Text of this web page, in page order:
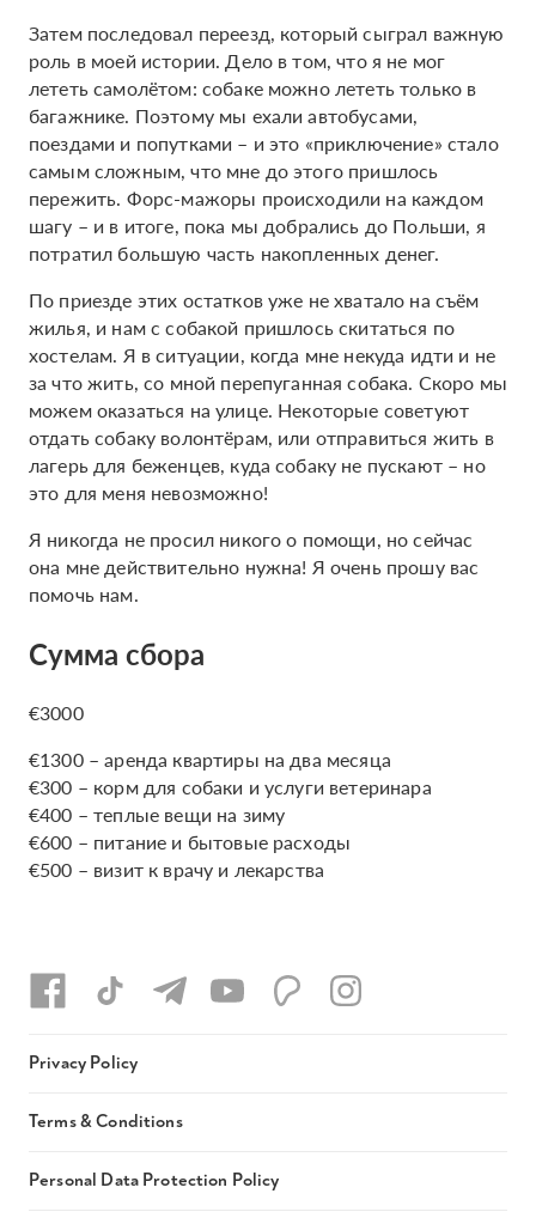
Затем последовал переезд, который сыграл важную
роль в моей истории. Дело в том, что я не мог
лететь самолётом: собаке можно лететь только в
багажнике. Поэтому мы ехали автобусами,
поездами и попутками – и это «приключение» стало
самым сложным, что мне до этого пришлось
пережить. Форс-мажоры происходили на каждом
шагу – и в итоге, пока мы добрались до Польши, я
потратил большую часть накопленных денег.
По приезде этих остатков уже не хватало на съём
жилья, и нам с собакой пришлось скитаться по
хостелам. Я в ситуации, когда мне некуда идти и не
за что жить, со мной перепуганная собака. Скоро мы
можем оказаться на улице. Некоторые советуют
отдать собаку волонтёрам, или отправиться жить в
лагерь для беженцев, куда собаку не пускают – но
это для меня невозможно!
Я никогда не просил никого о помощи, но сейчас
она мне действительно нужна! Я очень прошу вас
помочь нам.
Сумма сбора
€3000
€1300 – аренда квартиры на два месяца
€300 – корм для собаки и услуги ветеринара
€400 – теплые вещи на зиму
€600 – питание и бытовые расходы
€500 – визит к врачу и лекарства
Privacy Policy
Terms & Conditions
Personal Data Protection Policy